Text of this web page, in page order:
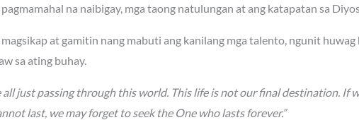
na naibigay, mga taong natulungan at ang katapatan sa
at gamitin nang mabuti ang kanilang mga talento, ngunit huwag
sa ating buhay.
all just passing through this world. This life is not our final destination. If
last, we may forget to seek the One who lasts forever.”